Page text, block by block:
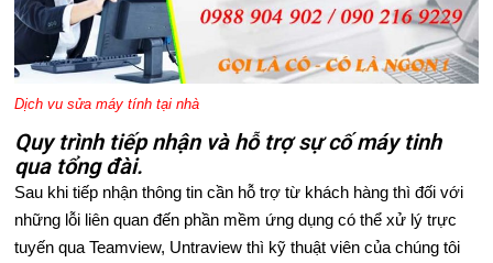
V
Ụ
S
Ử
A
C
Dịch vu sửa máy tính tại nhà
Quy trình tiếp nhận và hỗ trợ sự cố máy tinh
qua tổng đài.
Sau khi tiếp nhận thông tin cần hỗ trợ từ khách hàng thì đối với
những lỗi liên quan đến phần mềm ứng dụng có thể xử lý trực
tuyến qua Teamview, Untraview thì kỹ thuật viên của chúng tôi